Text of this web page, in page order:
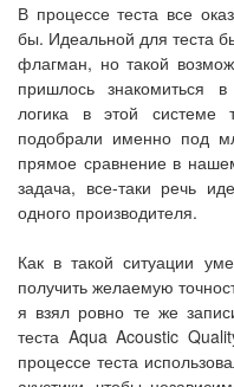
В процессе теста все
бы. Идеальной для теста
флагман, но такой
пришлось знакомиться
логика в этой
подобрали именно под
прямое сравнение в
задача, все-таки речь
одного производителя.
Как в такой ситуации
получить желаемую
я взял ровно те же
теста Aqua Acoustic
процессе теста